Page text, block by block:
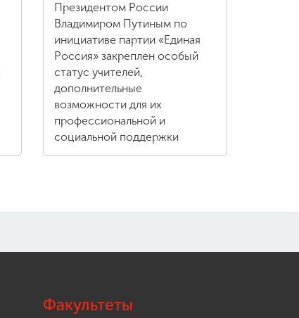
Президентом России
Владимиром Путиным по
инициативе партии «Единая
Россия» закреплен особый
статус учителей,
дополнительные
возможности для их
профессиональной и
социальной поддержки
Факультеты